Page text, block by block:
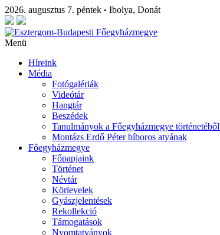
2026. augusztus 7. péntek • Ibolya, Donát
Menü
Híreink
Média
Fotógalériák
Videótár
Hangtár
Beszédek
Tanulmányok a Főegyházmegye
Montázs Erdő Péter bíboros atyának
Főegyházmegye
Főpapjaink
Történet
Névtár
Körlevelek
Gyászjelentések
Rekollekció
Támogatások
Nyomtatványok